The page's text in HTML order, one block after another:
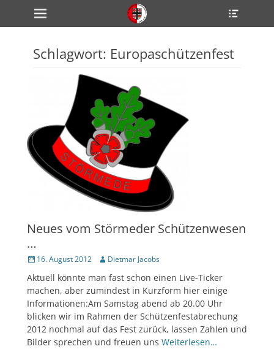
zum
Inhalt
Primärmenü
Schlagwort: Europaschützenfest
Neues vom Störmeder Schützenwesen
…
Veröffentlicht
16. August 2012 Author
Dietmar Jacobs
Aktuell könnte man fast schon einen Live-Ticker
machen, aber zumindest in Kurzform hier einige
Informationen:Am Samstag abend ab 20.00 Uhr
blicken wir im Rahmen der Schützenfestabrechung
2012 nochmal auf das Fest zurück, lassen Zahlen und
Bilder sprechen und freuen uns Weiterlesen…